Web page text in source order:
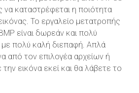
να καταστρέφεται η ποιότητα
Το εργαλείο μετατροπής
είναι δωρεάν και πολύ
πολύ καλή διεπαφή. Απλά
από τον επιλογέα αρχείων ή
εικόνα εκεί και θα λάβετε το